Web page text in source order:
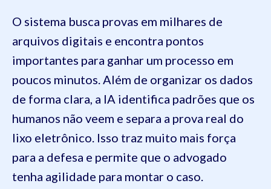
O sistema busca provas em milhares de
arquivos digitais e encontra pontos
importantes para ganhar um processo em
poucos minutos. Além de organizar os dados
de forma clara, a IA identifica padrões que os
humanos não veem e separa a prova real do
lixo eletrônico. Isso traz muito mais força
para a defesa e permite que o advogado
tenha agilidade para montar o caso.